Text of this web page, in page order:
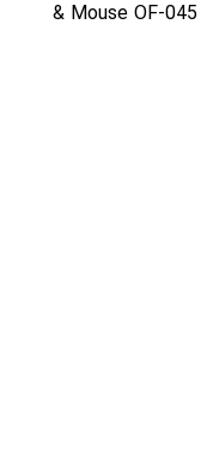
& Mouse OF-045